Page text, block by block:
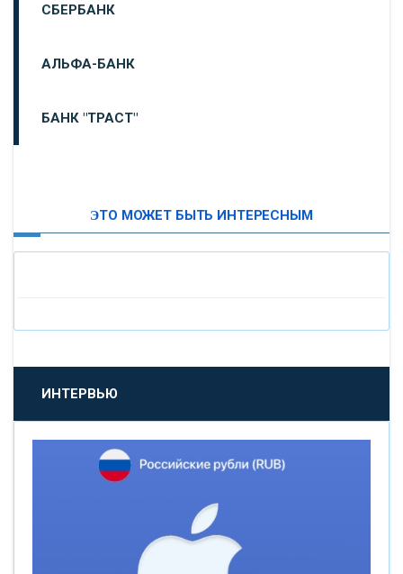
СБЕРБАНК
АЛЬФА-БАНК
БАНК "ТРАСТ"
«БАНК САНКТ-ПЕТЕРБУРГ»
«ПРОМСВЯЗЬБАНК»
«НОВИКОМБАНК»
«ВНЕШПРОМБАНК»
ЭТО МОЖЕТ БЫТЬ ИНТЕРЕСНЫМ
ИНТЕРВЬЮ